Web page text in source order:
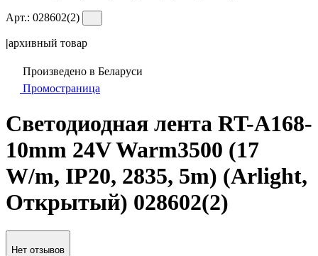
Арт.: 028602(2)
|архивный товар
Произведено в Беларуси
Промостраница
Светодиодная лента RT-A168-
10mm 24V Warm3500 (17
W/m, IP20, 2835, 5m) (Arlight,
Открытый) 028602(2)
Нет отзывов